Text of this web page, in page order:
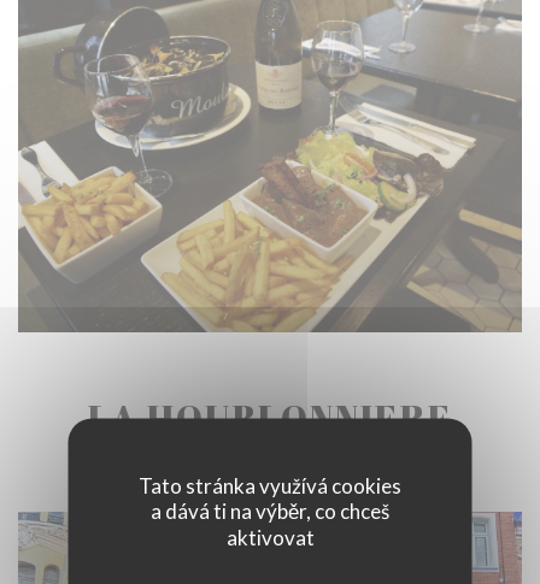
Tato stránka využívá cookies
a dává ti na výběr, co chceš
aktivovat
LA HOUBLONNIERE